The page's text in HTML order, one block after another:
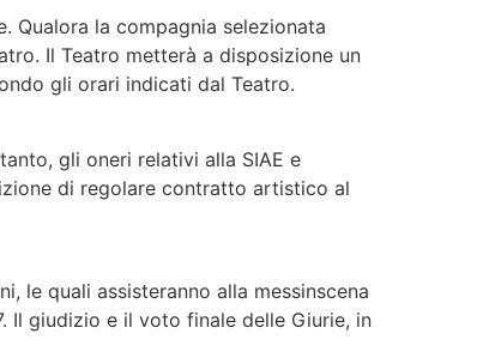
Qualora la compagnia selezionata
Il Teatro metterà a disposizione un
gli orari indicati dal Teatro.
gli oneri relativi alla SIAE e
di regolare contratto artistico al
le quali assisteranno alla messinscena
giudizio e il voto finale delle Giurie, in